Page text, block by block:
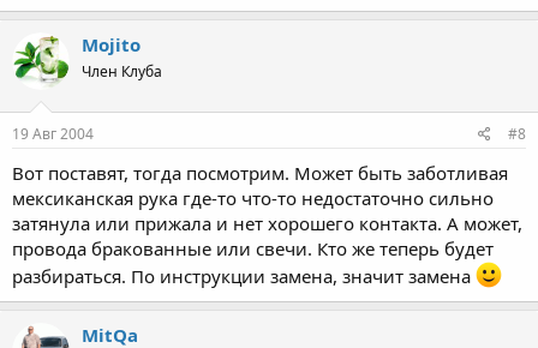
Mojito
Член Клуба
19 Авг 2004 #8
Вот поставят, тогда посмотрим. Может быть заботливая
мексиканская рука где-то что-то недостаточно сильно
затянула или прижала и нет хорошего контакта. А может,
провода бракованные или свечи. Кто же теперь будет
разбираться. По инструкции замена, значит замена
MitQa